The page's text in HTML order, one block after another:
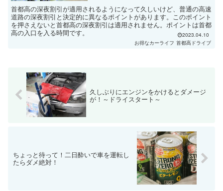
首都高の深夜割引が適用されるようになって久しいけど、普通の高速
道路の深夜割引と決定的に異なるポイントがあります。このポイント
を押さえないと首都高の深夜割引は適用されません。ポイントは首都
高の入口を入る時間です。
2023.04.10
お得なカーライフ 首都高ドライブ
久しぶりにエンジンをかけるとダメージ
が！～ドライスタート～
ちょっと待って！二日酔いで車を運転し
たらダメ絶対！